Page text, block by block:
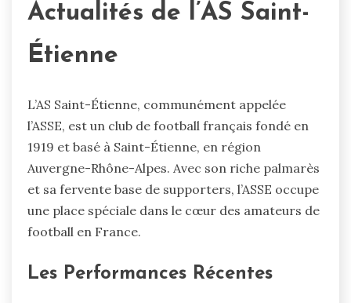
Actualités de l’AS Saint-
Étienne
L’AS Saint-Étienne, communément appelée
l’ASSE, est un club de football français fondé en
1919 et basé à Saint-Étienne, en région
Auvergne-Rhône-Alpes. Avec son riche palmarès
et sa fervente base de supporters, l’ASSE occupe
une place spéciale dans le cœur des amateurs de
football en France.
Les Performances Récentes